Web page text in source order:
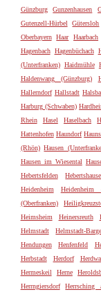
Günzburg
Gunzenhausen
Gutenzell-Hürbel
Gütersloh
Oberbayern
Haar Haarbach
Hagenbach Hagenbüchach
(Unterfranken) Haidmühle
Haldenwang (Günzburg)
Hallerndorf Hallstadt
Harburg (Schwaben)
Rhein
Hasel Haselbach
Hattenhofen Haundorf
(Rhön) Hausen
Hausen im Wiesental
Hebertsfelden
Heidenheim
Heidenheim
(Oberfranken)
Heimsheim
Heinersreuth
Helmstadt
Helmstadt-
Hendungen
Henfenfeld
Herbstadt
Herdorf
Hermeskeil
Herne
Herrngiersdorf
Herrsching